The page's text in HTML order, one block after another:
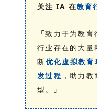
关注 IA 在教育
「致力于为教育
行业存在的大量
断优化虚拟教育
发过程 ，助力
型。
」